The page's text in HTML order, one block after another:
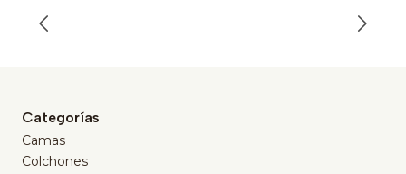
Categorías
Camas
Colchones